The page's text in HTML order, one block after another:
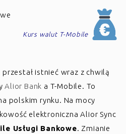
Kurs walut T-Mobile
przestał istnieć wraz z chwilą
Alior Bank a T-Mobile. To
polskim rynku. Na mocy
elektroniczna Alior Sync
Usługi Bankowe. Zmianie